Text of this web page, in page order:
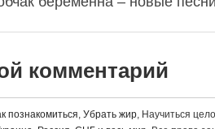
комментарий
познакомиться, Убрать жир, Научиться